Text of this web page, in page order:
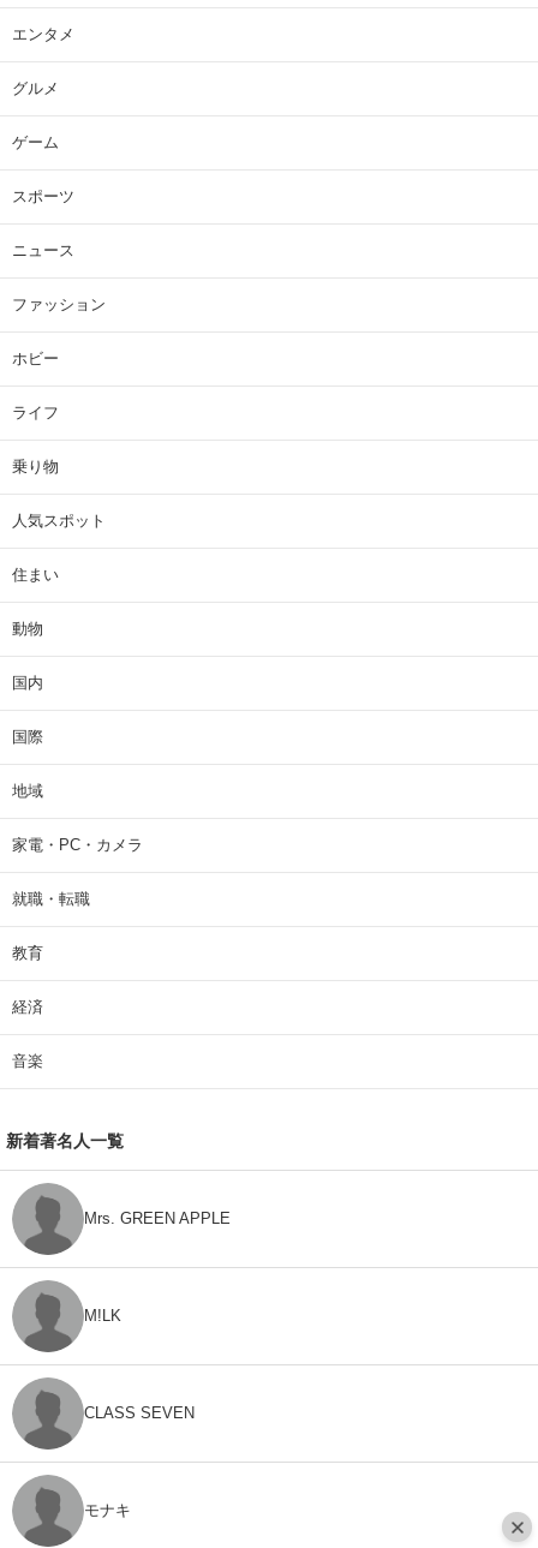
エンタメ
グルメ
ゲーム
スポーツ
ニュース
ファッション
ホビー
ライフ
乗り物
人気スポット
住まい
動物
国内
国際
地域
家電・PC・カメラ
就職・転職
教育
経済
音楽
新着著名人一覧
Mrs. GREEN APPLE
M!LK
CLASS SEVEN
モナキ